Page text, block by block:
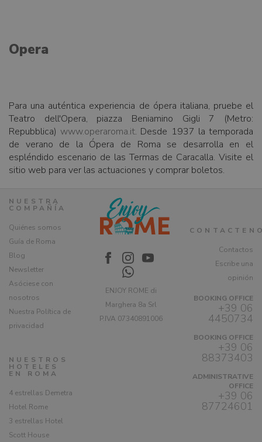
Opera
Para una auténtica experiencia de ópera italiana, pruebe el
Teatro dell'Opera, piazza Beniamino Gigli 7 (Metro:
Repubblica) www.operaroma.it. Desde 1937 la temporada
de verano de la Ópera de Roma se desarrolla en el
espléndido escenario de las Termas de Caracalla. Visite el
sitio web para ver las actuaciones y comprar boletos.
NUESTRA
COMPAÑÍA
Quiénes somos
Guía de Roma
Blog
Newsletter
Asóciese con
nosotros
Nuestra Política de
privacidad
NUESTROS
HOTELES
EN ROMA
4 estrellas Demetra
Hotel Rome
3 estrellas Hotel
Scott House
ENJOY ROME di
Marghera 8a Srl
P.IVA 07340891006
Contactos
Escribe una
opinión
BOOKING OFFICE
+39 06
4450734
BOOKING OFFICE
+39 06
88373403
ADMINISTRATIVE
OFFICE
+39 06
87724601